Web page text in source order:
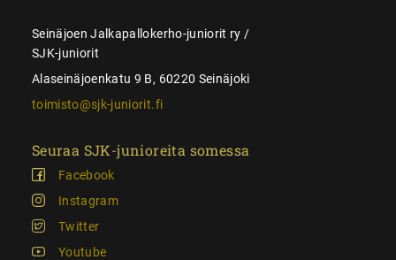
Seinäjoen Jalkapallokerho-juniorit ry /
SJK-juniorit
Alaseinäjoenkatu 9 B, 60220 Seinäjoki
toimisto@sjk-juniorit.fi
Seuraa SJK-junioreita somessa
Facebook
Instagram
Twitter
Youtube